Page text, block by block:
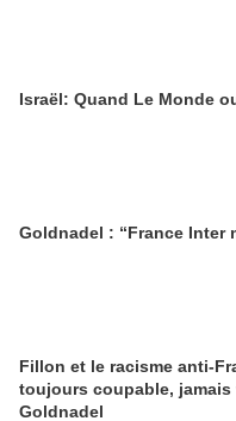
Israël: Quand Le Monde
Goldnadel : “France Inter
Fillon et le racisme anti-
toujours coupable,
Goldnadel